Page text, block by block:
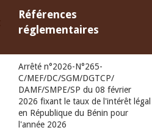
Références
réglementaires
Arrêté n°2026-N°265-
C/MEF/DC/SGM/DGTCP/
DAMF/SMPE/SP du 08 février
2026 fixant le taux de l'intérêt légal
en République du Bénin pour
l'année 2026